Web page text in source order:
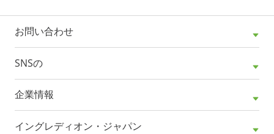
お問い合わせ
SNSの
企業情報
イングレディオン・ジャパン